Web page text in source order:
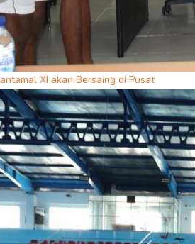
XI akan Bersaing di Pusat